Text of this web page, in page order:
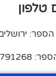
טלפון
ירושלים